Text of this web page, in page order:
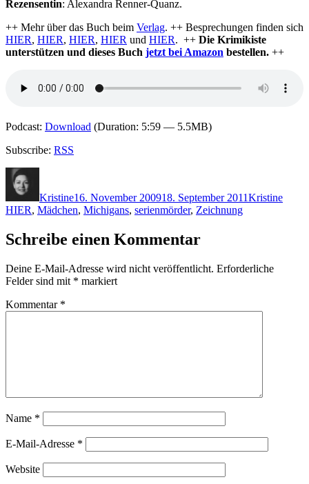
Rezensentin: Alexandra Renner-Quanz.
++ Mehr über das Buch beim Verlag. ++ Besprechungen finden sich
HIER, HIER, HIER, HIER und HIER. ++ Die Krimikiste
unterstützen und dieses Buch jetzt bei Amazon bestellen. ++
Podcast: Download (Duration: 5:59 — 5.5MB)
Subscribe: RSS
Kristine16. November 200918. September 2011Kristine
HIER, Mädchen, Michigans, serienmörder, Zeichnung
Schreibe einen Kommentar
Deine E-Mail-Adresse wird nicht veröffentlicht. Erforderliche
Felder sind mit * markiert
Kommentar *
Name *
E-Mail-Adresse *
Website